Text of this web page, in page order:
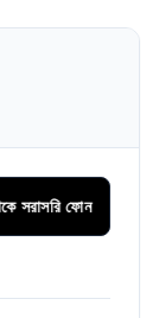
ফোন কলের মাধ্যমে